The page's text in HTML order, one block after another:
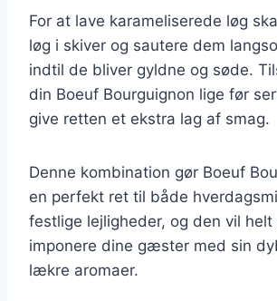
For at lave karameliserede løg
løg i skiver og sautere dem
indtil de bliver gyldne og søde.
din Boeuf Bourguignon lige før
give retten et ekstra lag af smag.
Denne kombination gør Boeuf
en perfekt ret til både
festlige lejligheder, og den vil
imponere dine gæster med sin
lækre aromaer.